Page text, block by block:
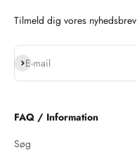
Tilmeld dig vores nyhedsbrev
E-mail
Abonnér
FAQ / Information
Søg